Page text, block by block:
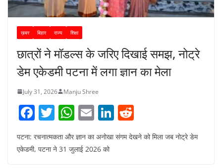
ख़बर बिहार राज्य शिक्षा
छात्रों ने मॉडल्स के जरिए दिखाई समझ, नोट्रे
डेम एकेडमी पटना में लगा ज्ञान का मेला
July 31, 2026 Manju Shree
F
c
T
itt
W
at
E
m
ai
Li
n
k
e
d
पटना: रचनात्मकता और ज्ञान का अनोखा संगम देखने को मिला जब नोट्रे डेम
एकेडमी, पटना ने 31 जुलाई 2026 को